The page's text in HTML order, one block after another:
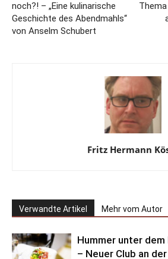
noch?! – „Eine kulinarische
Geschichte des Abendmahls“
von Anselm Schubert
Fritz Hermann
Verwandte Artikel Mehr vom Autor
Hummer unter
– Neuer Club an